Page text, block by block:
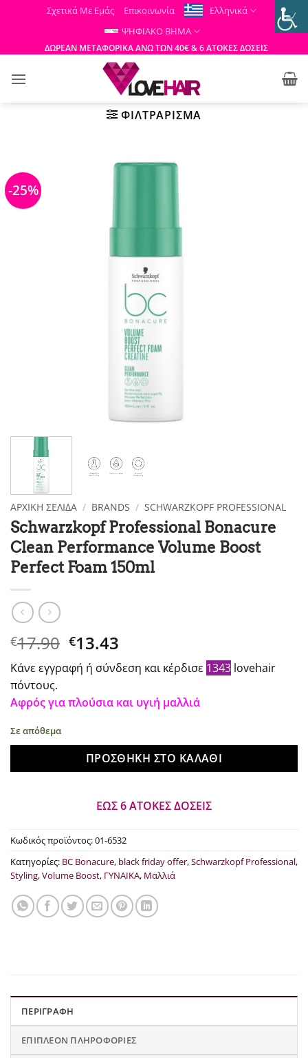
Μετάβαση
περιεχόμενο
Σχετικά Με Εμάς Επικοινωνία
Ελληνικά
ΨΗΦΙΑΚΟ ΒΗΜΑ
ΔΩΡΕΑΝ ΜΕΤΑΦΟΡΙΚΑ ΑΝΩ ΤΩΝ 40€ & 6 ΑΤΟΚΕΣ ΔΟΣΕΙΣ
ΦΙΛΤΡΆΡΙΣΜΑ
-25%
ΑΡΧΙΚΉ ΣΕΛΊΔΑ / BRANDS / SCHWARZKOPF PROFESSIONAL
Schwarzkopf Professional Bonacure
Clean Performance Volume Boost
Perfect Foam 150ml
€17.90 Original
price
was:
€13.43
τρέχουσα
τιμή
€13.43.
Κάνε εγγραφή ή σύνδεση και κέρδισε 1343 lovehair
πόντους.
Αφρός για πλούσια και υγιή μαλλιά
Σε απόθεμα
ΠΡΟΣΘΉΚΗ ΣΤΟ ΚΑΛΆΘΙ
ΕΩΣ 6 ΑΤΟΚΕΣ ΔΟΣΕΙΣ
Κωδικός προϊόντος:01-6532
Κατηγορίες: BC Bonacure, black friday offer,Schwarzkopf Professional,
Styling,Volume Boost, ΓΥΝΑΙΚΑ, Μαλλιά
ΠΕΡΙΓΡΑΦΉ
ΕΠΙΠΛΈΟΝ ΠΛΗΡΟΦΟΡΊΕΣ